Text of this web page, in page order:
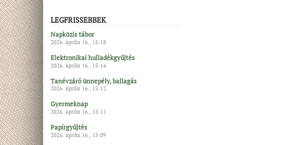
LEGFRISSEBBEK
Napközis tábor
2026. április 16., 15:18
Elektronikai hulladékgyűjtés
2026. április 16., 15:14
Tanévzáró ünnepély, ballagás
2026. április 16., 15:12
Gyermeknap
2026. április 16., 15:11
Papírgyűjtés
2026. április 16., 15:09